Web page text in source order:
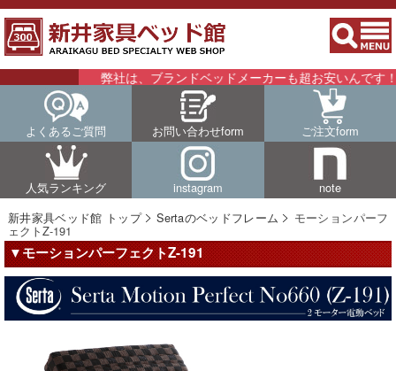
弊社は、ブランドベッドメーカーも超お安いんです！！詳
よくあるご質問 お問い合わせform ご注文form
人気ランキング instagram
note
新井家具ベッド館 トップ
Sertaのベッドフレーム モーションパーフ
ェクトZ-191
▼モーションパーフェクトZ-191